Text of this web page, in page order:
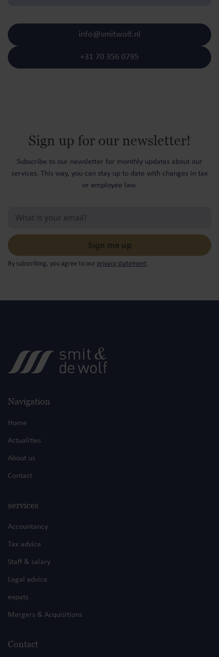
+31 70 356 0795
info@smitwolf.nl
Sign up for our newsletter!
Subscribe to our newsletter for monthly updates about our
services. This way, you can stay up to date with changes in tax
or employee law.
By subscribing, you agree to our privacy statement.
Navigation
Home
Actualities
About us
Contact
services
Accountancy
Tax advice
Staff & salary
Legal advice
expats
Mergers & Acquisitions
Contact